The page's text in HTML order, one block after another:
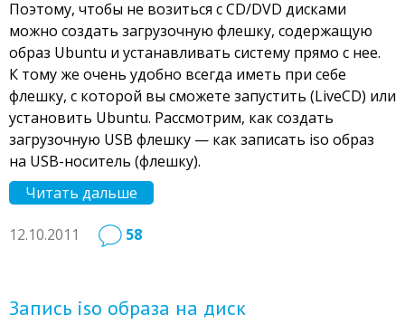
Поэтому, чтобы не возиться с CD/DVD дисками
можно создать загрузочную флешку, содержащую
образ Ubuntu и устанавливать систему прямо с нее.
К тому же очень удобно всегда иметь при себе
флешку, с которой вы сможете запустить (LiveCD) или
установить Ubuntu. Рассмотрим, как создать
загрузочную USB флешку — как записать iso образ
на USB-носитель (флешку).
Читать дальше
12.10.2011 58
Запись iso образа на диск